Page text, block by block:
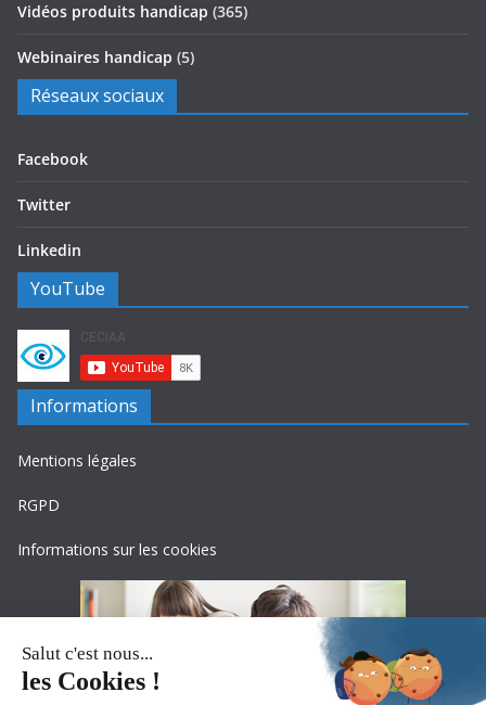
Vidéos produits handicap (365)
Webinaires handicap (5)
Réseaux sociaux
Facebook
Twitter
Linkedin
YouTube
Informations
Mentions légales
RGPD
Informations sur les cookies